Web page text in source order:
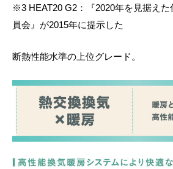
※3 HEAT20 G2：『2020年を見据え
員会』が2015年に提示した
断熱性能水準の上位グレード。